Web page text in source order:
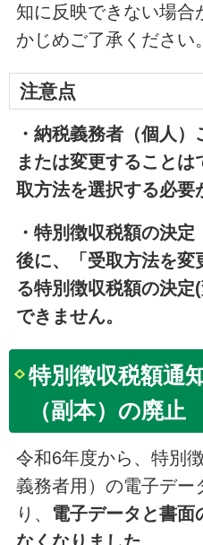
知に反映できない場合
かじめご了承ください。
注意点
・ 納税義務者（個人）
または変更すること
取方法を選択する必要
・特別徴収税額の決
後に、「受取方法を変
る特別徴収税額の決
できません。
特別徴収税額通
（副本）の廃止
令和6年度から、特別
義務者用）の電子デー
り、 電子データと書面